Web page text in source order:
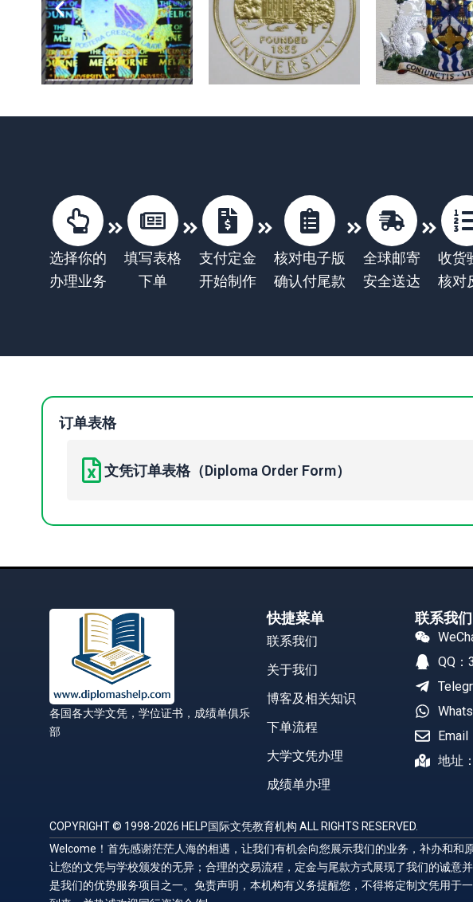
选择你的
办理业务
填写表格
下单
支付定金
开始制作
核对电子版
确认付尾款
全球邮寄
安全送达
收货
核对
订单表格
文凭订单表格（Diploma Order Form）
各国各大学文凭，学位证书，成绩单俱乐
部
快捷菜单
联系我们
关于我们
博客及相关知识
下单流程
大学文凭办理
成绩单办理
联系我们
QQ：
Email
地址
COPYRIGHT © 1998-2026 HELP国际文凭教育机构 ALL RIGHTS RESERVED.
Welcome！首先感谢茫茫人海的相遇，让我们有机会向您展示我们的业务，补办和
让您的文凭与学校颁发的无异；合理的交易流程，定金与尾款方式展现了我们的诚
是我们的优势服务项目之一。免责声明，本机构有义务提醒您，不得将定制文凭用